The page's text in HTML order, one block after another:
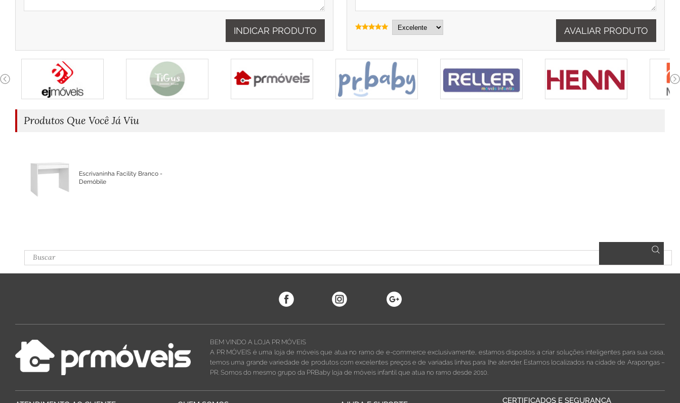
INDICAR PRODUTO AVALIAR PRODUTO
Produtos Que Você Já Viu
Escrivaninha Facility Branco -
Demóbile
BEM VINDO A LOJA PR MÓVEIS
A PR MÓVEIS é uma loja de móveis que atua no ramo de e-commerce exclusivamente, estamos dispostos a criar soluções inteligentes para sua casa,
temos uma grande variedade de produtos com excelentes preços e de variadas linhas para lhe atender. Estamos localizados na cidade de Arapongas –
PR. Somos do mesmo grupo da PRBaby loja de móveis infantil que atua no ramo desde 2010.
CERTIFICADOS E SEGURANÇA